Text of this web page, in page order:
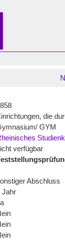
die
GYM
verfügbar
Abschluss
Jahr